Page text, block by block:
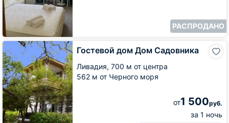
РАСПРОДАНО
Гостевой дом Дом Садовника
Ливадия, 700 м от центра
562 м от Черного моря
от1 500руб.
за 1 ночь
Гостевой
дом
Дом
Садовника